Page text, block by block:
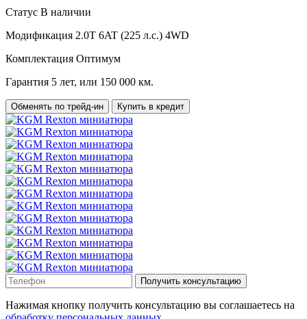
Статус В наличии
Модификация 2.0T 6AT (225 л.с.) 4WD
Комплектация Оптимум
Гарантия 5 лет, или 150 000 км.
Обменять по трейд-ин Купить в кредит
Получить консультацию
Нажимая кнопку получить консультацию вы соглашаетесь на